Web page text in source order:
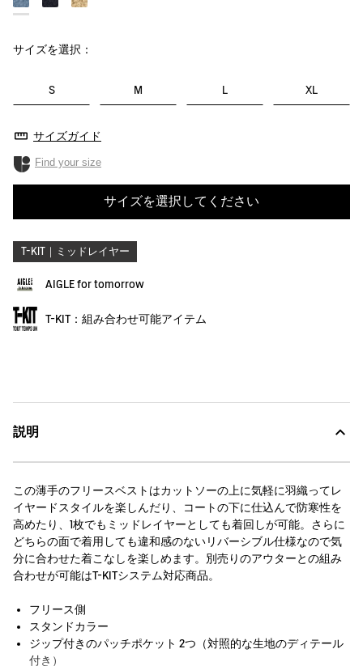
サイズを選択：
S M L XL
サイズガイド
Find your size
サイズを選択してください
T-KIT｜ミッドレイヤー
AIGLE for tomorrow
T-KIT：組み合わせ可能アイテム
説明
この薄手のフリースベストはカットソーの上に気軽に羽織ってレ
イヤードスタイルを楽しんだり、コートの下に仕込んで防寒性を
高めたり、1枚でもミッドレイヤーとしても着回しが可能。さらに
どちらの面で着用しても違和感のないリバーシブル仕様なので気
分に合わせた着こなしを楽しめます。別売りのアウターとの組み
合わせが可能はT-KITシステム対応商品。
フリース側
スタンドカラー
ジップ付きのパッチポケット 2つ（対照的な生地のディテール
付き）